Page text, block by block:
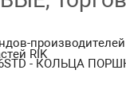
производителей
RIK
- КОЛЬЦА